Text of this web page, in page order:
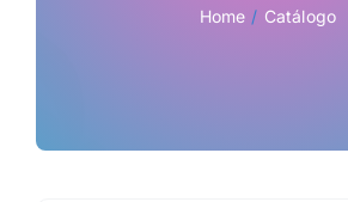
Home Catálogo